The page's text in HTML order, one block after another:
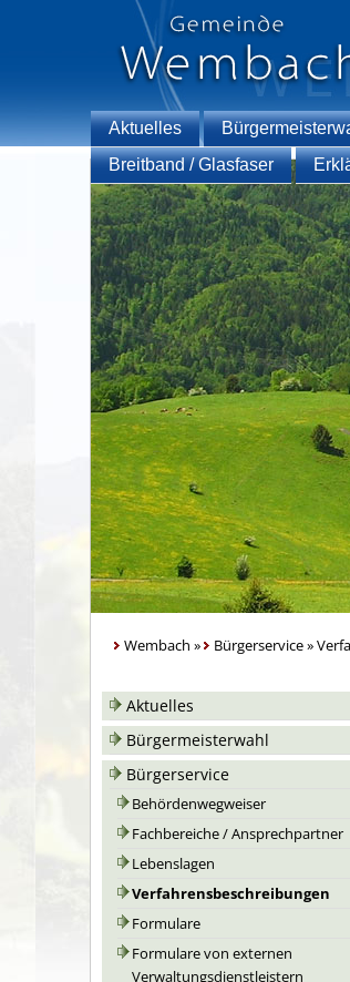
Aktuelles
Breitband / Glasfaser
Wembach » Bürgerservice»
Aktuelles
Bürgermeisterwahl
Bürgerservice
Behördenwegweiser
Fachbereiche / Ansprechpartner
Lebenslagen
Verfahrensbeschreibungen
Formulare
Formulare von externen
Verwaltungsdienstleistern